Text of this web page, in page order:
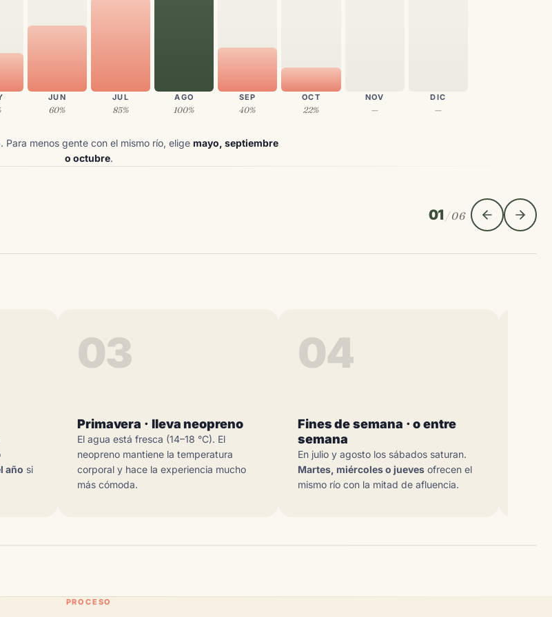
JUN
60%
JUL
85%
AGO
100%
SEP
40%
OCT
22%
NOV
—
DIC
—
. Para menos gente con el mismo río, elige mayo, septiembre
o octubre.
01 /06
año si
03
Primavera · lleva neopreno
El agua está fresca (14–18 °C). El
neopreno mantiene la temperatura
corporal y hace la experiencia mucho
más cómoda.
04
Fines de semana · o entre
semana
En julio y agosto los sábados saturan.
Martes, miércoles o jueves ofrecen el
mismo río con la mitad de afluencia.
PROCESO